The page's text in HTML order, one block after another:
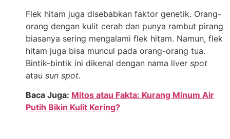
Flek hitam juga disebabkan faktor genetik. Orang-
orang dengan kulit cerah dan punya rambut pirang
biasanya sering mengalami flek hitam. Namun, flek
hitam juga bisa muncul pada orang-orang tua.
Bintik-bintik ini dikenal dengan nama liver spot
atau sun spot.
Baca Juga: Mitos atau Fakta: Kurang Minum Air
Putih Bikin Kulit Kering?